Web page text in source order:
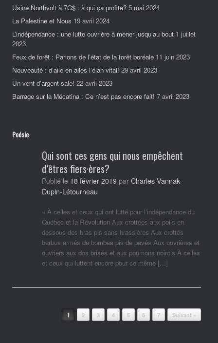
Usine Northvolt à 7G$ : à qui ça profite? 5 mai 2024
La Palestine et Nous 19 avril 2024
L’indépendance : une lutte ouvrière à mener jusqu’au bout 1 juillet
2023
Feux de forêt : Parlons de l’état de la forêt boréale 11 juin 2023
Nouveauté : d’aile en ailes l’élan vital! 29 avril 2023
Un vent d’argent sale! 22 avril 2023
Barrage sur la Mécatina : Ce n’est pas encore fait! 7 avril 2023
Poésie
Qui sont ces gens qui nous empêchent
d’êtres fiers·ères?
Publié le 18 février 2019 par Charles-Vannak
Dupin-Létourneau
« À celles et ceux qui ont lutté pour l’indépendance du
Québec et la Révolution Aux crottées aux poils en-
dessous des bras pis sans brassières Aux crottés
barbus armés de bombes pis de pavés Aux ouvrières et
ouvriers aux dos brisés et aux poumons noircis À celles
et ceux qui luttent encore pour ce même […]
1 2 3 4 5 6 7 Suivant »